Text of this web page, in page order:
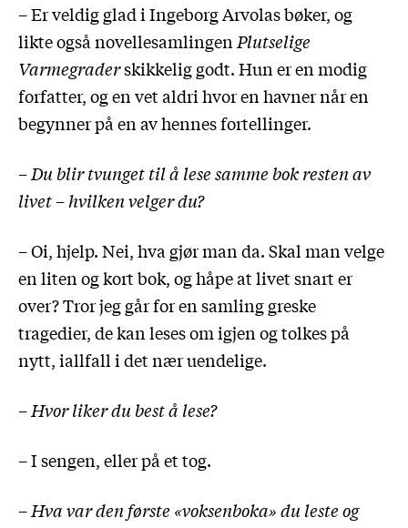
– Er veldig glad i Ingeborg Arvolas bøker, og
likte også novellesamlingen Plutselige
Varmegraderskikkelig godt. Hun er en modig
forfatter, og en vet aldri hvor en havner når en
begynner på en av hennes fortellinger.
– Du blir tvunget til å lese samme bok resten av
livet – hvilken velger du?
– Oi, hjelp. Nei, hva gjør man da. Skal man velge
en liten og kort bok, og håpe at livet snart er
over? Tror jeg går for en samling greske
tragedier, de kan leses om igjen og tolkes på
nytt, iallfall i det nær uendelige.
– Hvor liker du best å lese?
– I sengen, eller på et tog.
–Hva var den første «voksenboka» du leste og